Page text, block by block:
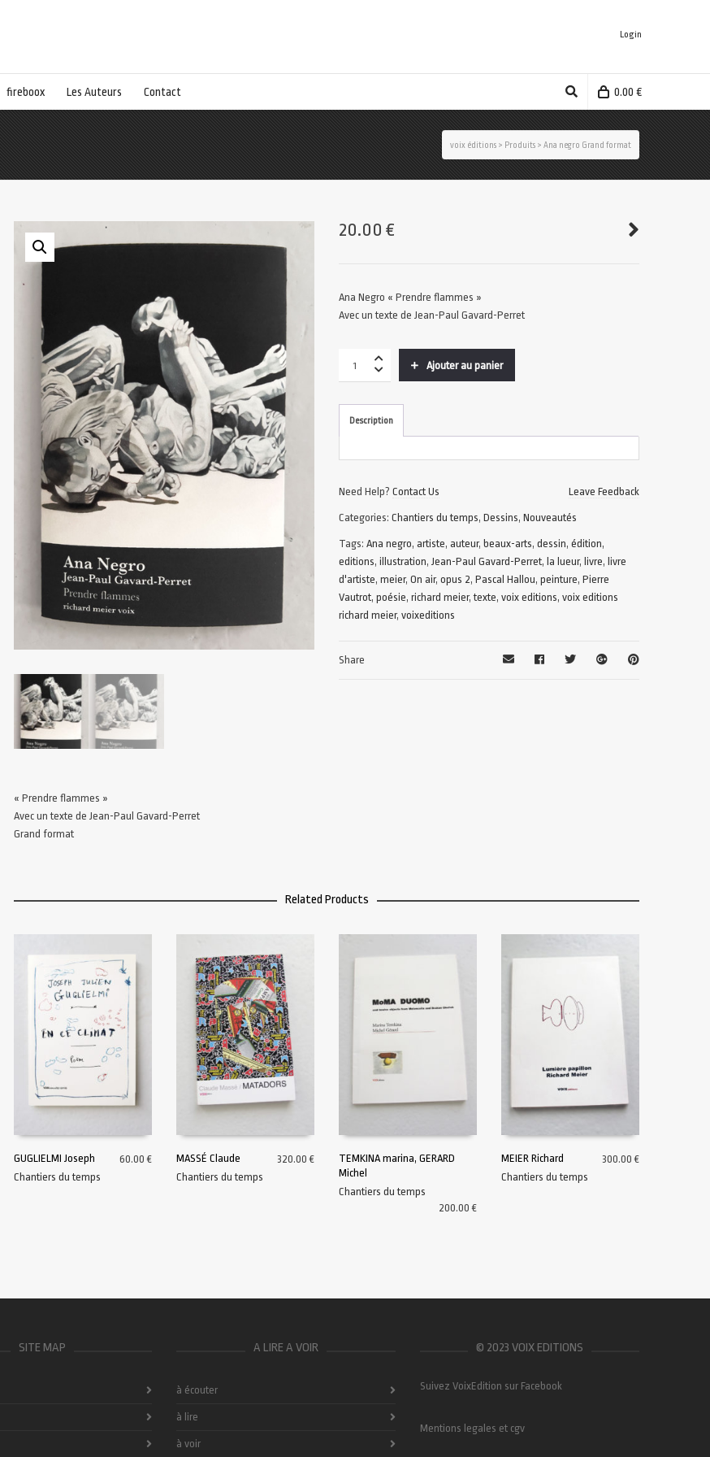
Login
fireboox Les Auteurs Contact 0.00 €
voix éditions > Produits > Ana negro Grand format
20.00€
Ana Negro « Prendre flammes »
Avec un texte de Jean-Paul Gavard-Perret
Ajouter au panier
Description
Need Help?Contact Us Leave Feedback
Categories:Chantiers du temps,Dessins,Nouveautés
Tags:Ana negro,artiste,auteur,beaux-arts,dessin,édition,
editions,illustration,Jean-Paul Gavard-Perret, la lueur, livre, livre
d'artiste,meier,On air,opus 2,Pascal Hallou,peinture,Pierre
Vautrot,poésie,richard meier,texte,voix editions,voix editions
richard meier,voixeditions
Share
« Prendre flammes »
Avec un texte de Jean-Paul Gavard-Perret
Grand format
Related Products
AJOUTER AU PANIER
GUGLIELMI Joseph
Chantiers du temps
60.00€
AJOUTER AU PANIER
MASSÉ Claude
Chantiers du temps
320.00€
TEMKINA marina, GERARD
Michel
Chantiers du temps
200.00€
AJOUTER AU PANIER
MEIER Richard
Chantiers du temps
300.00€
SITE MAP A LIRE A VOIR
à écouter
à lire
à voir
© 2023 VOIX EDITIONS
Suivez VoixEdition sur Facebook
Mentions legales et cgv